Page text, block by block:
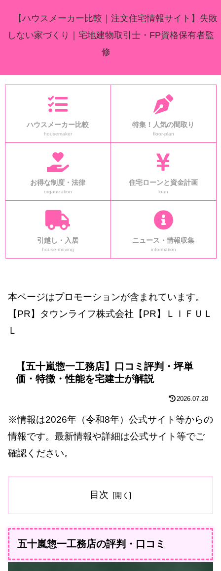
【ハウスメーカー比較｜注文住宅情報サイト】失敗
しない家づくり｜宅地建物取引士・FP資格保有者監
修
ハウスメーカー比較
housemaker
特集！人気の間取り
floor-plan
お得な制度・法律
organization
住宅ローンと資金計画
loan
引越し・入居
house-moving
ニュース・情報収集
information
本ページはプロモーションが含まれています。
【PR】タウンライフ株式会社【PR】ＬＩＦＵＬ
Ｌ
【五十嵐惣一工務店】口コミ評判・坪単
価・特徴・性能を宅建士が解説
2026.07.20
※情報は2026年（令和8年）公式サイト等からの
情報です。最新情報や詳細は公式サイト等でご
確認ください。
目次
五十嵐惣一工務店の評判・口コミ